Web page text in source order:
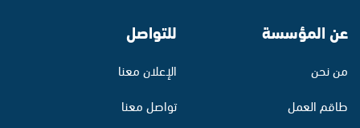
عن المؤسسة
من نحن
طاقم العمل
للتواصل
الإعلان معنا
تواصل معنا